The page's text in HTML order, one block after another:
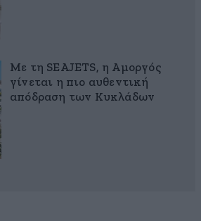
Με τη SEAJETS, η Αμοργός
γίνεται η πιο αυθεντική
απόδραση των Κυκλάδων